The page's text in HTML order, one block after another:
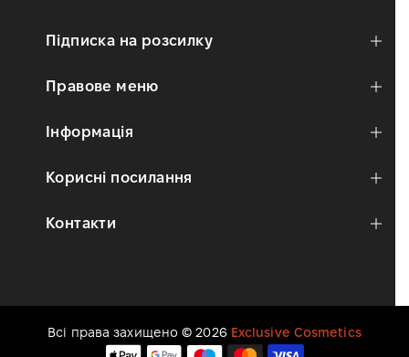
Підписка на розсилку
Правове меню
Інформація
Корисні посилання
Контакти
Всі права захищено © 2026 Exclusive Cosmetics